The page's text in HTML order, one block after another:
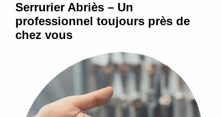
Serrurier Abriès – Un
professionnel toujours près de
chez vous